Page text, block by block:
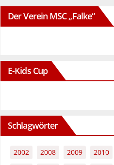
Der Verein MSC „Falke“
E-Kids Cup
Schlagwörter
2002 2008 2009 2010